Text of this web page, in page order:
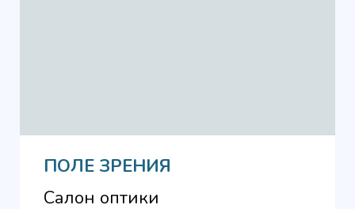
ПОЛЕ ЗРЕНИЯ
Салон оптики